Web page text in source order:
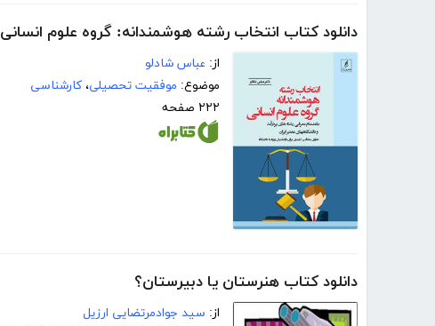
دانلود کتاب انتخاب رشته هوشمندانه: گروه علوم انسانی
از: عباس شادلو
موضوع: موفقیت تحصیلی، کارشناسی
۲۲۲ صفحه
دانلود کتاب هنرستان یا دبیرستان؟
از: سید جوادمرتضایی ارزیل